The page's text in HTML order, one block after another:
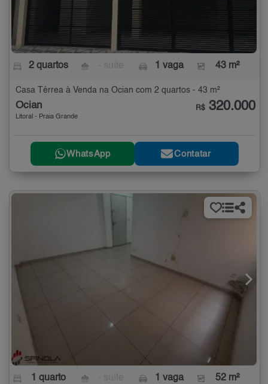
2 quartos 1 vaga 43 m²
Casa Térrea à Venda na Ocian com 2 quartos - 43 m²
Ocian
Litoral - Praia Grande
R$ 320.000
WhatsApp Contatar
1 quarto 1 vaga 52 m²